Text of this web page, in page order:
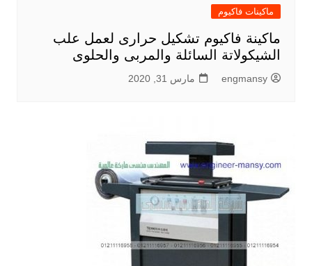
ماكينات فاكيوم
ماكينة فاكيوم تشكيل حرارى لعمل علب
الشيكولاتة السائلة والمربى والحلوى
engmansy مارس 31, 2020